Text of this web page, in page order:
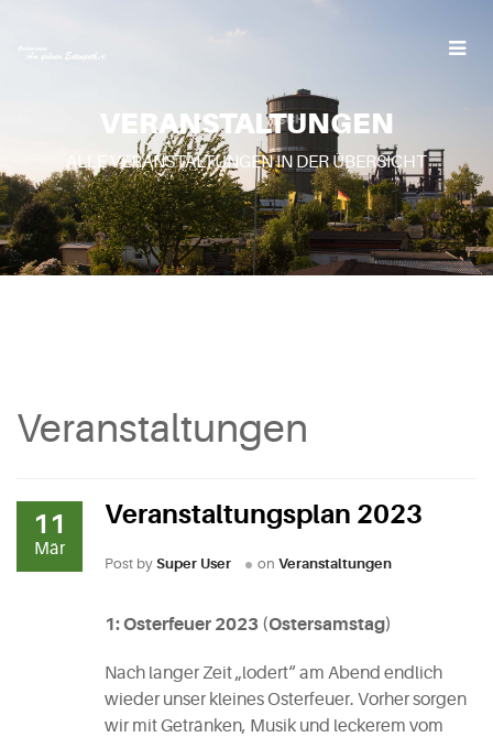
VERANSTALTUNGEN
ALLE VERANSTALTUNGEN IN DER ÜBERSICHT
Veranstaltungen
11
Mär
Veranstaltungsplan 2023
Post by Super User on Veranstaltungen
1: Osterfeuer 2023 (Ostersamstag)
Nach langer Zeit „lodert“ am Abend endlich
wieder unser kleines Osterfeuer. Vorher sorgen
wir mit Getränken, Musik und leckerem vom